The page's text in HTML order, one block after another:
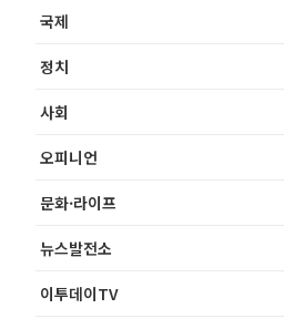
국제
정치
사회
오피니언
문화·라이프
뉴스발전소
이투데이TV